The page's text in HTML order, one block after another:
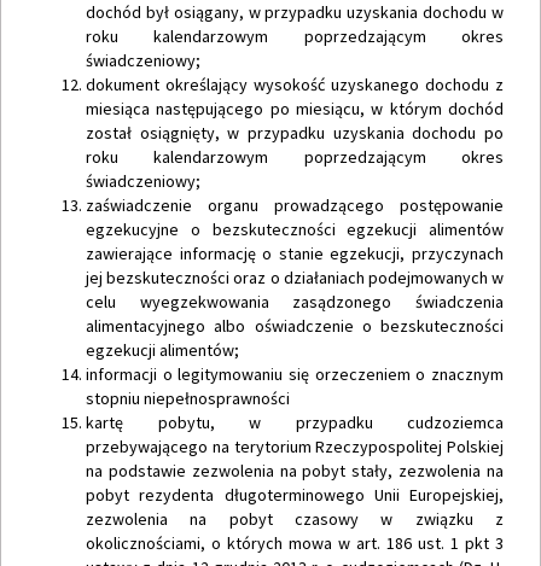
dochód był osiągany, w przypadku uzyskania dochodu w
roku kalendarzowym poprzedzającym okres
świadczeniowy;
dokument określający wysokość uzyskanego dochodu z
miesiąca następującego po miesiącu, w którym dochód
został osiągnięty, w przypadku uzyskania dochodu po
roku kalendarzowym poprzedzającym okres
świadczeniowy;
zaświadczenie organu prowadzącego postępowanie
egzekucyjne o bezskuteczności egzekucji alimentów
zawierające informację o stanie egzekucji, przyczynach
jej bezskuteczności oraz o działaniach podejmowanych w
celu wyegzekwowania zasądzonego świadczenia
alimentacyjnego albo oświadczenie o bezskuteczności
egzekucji alimentów;
informacji o legitymowaniu się orzeczeniem o znacznym
stopniu niepełnosprawności
kartę pobytu, w przypadku cudzoziemca
przebywającego na terytorium Rzeczypospolitej Polskiej
na podstawie zezwolenia na pobyt stały, zezwolenia na
pobyt rezydenta długoterminowego Unii Europejskiej,
zezwolenia na pobyt czasowy w związku z
okolicznościami, o których mowa w art. 186 ust. 1 pkt 3